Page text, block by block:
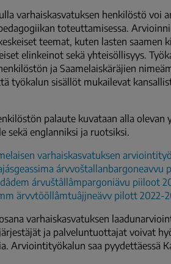
varhaiskasvatuksen henkilöstö voi
toteuttamisessa.
teemat, kuten lasten saamen
elinkeinot sekä yhteisöllisyys.
ja Saamelaiskäräjien
työkalun sisällöt mukailevat
palaute kuvataan alla olevan
sekä englanniksi ja ruotsiksi.
varhaiskasvatuksen
árvvoštallanbargoneavvu
árvuštâllâmpargoniävu piiloot
ärvvtõõllâmtuâjjneävv pilott 2022-
varhaiskasvatuksen
ja palveluntuottajat voivat
Arviointityökalun saa pyydettäessä